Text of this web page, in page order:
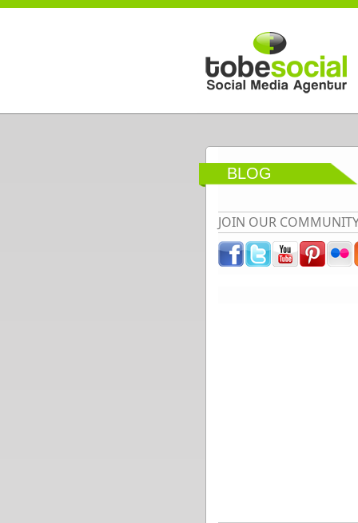
Direkt zum Inhalt
BLOG
JOIN OUR